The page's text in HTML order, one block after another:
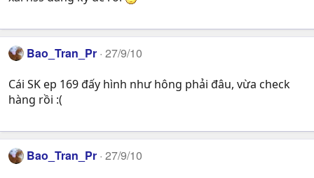
Bao_Tran_Pr 27/9/10
Cái SK ep 169 đấy hình như hông phải đâu, vừa check
hàng rồi :(
Bao_Tran_Pr 27/9/10